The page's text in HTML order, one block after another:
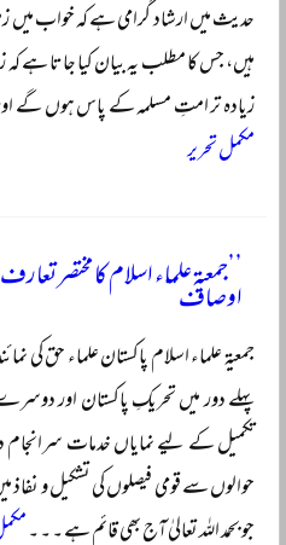
حدیث میں ارشاد گرامی ہے کہ خواب میں
ہیں، جس کا مطلب یہ بیان کیا جاتا ہے کہ
زیادہ تر امتِ مسلمہ کے پاس ہوں گے اور
مکمل تحریر
’’جمعیۃ علماء اسلام کا مختصر
اوصاف‘‘
جمعیۃ علماء اسلام پاکستان علماء حق
پہلے دور میں تحریکِ پاکستان اور
تکمیل کے لیے نمایاں خدمات
حوالوں سے قومی فیصلوں کی تشکیل و
جو بحمد اللہ تعالیٰ آج بھی قائم ہے ۔ ۔ ۔